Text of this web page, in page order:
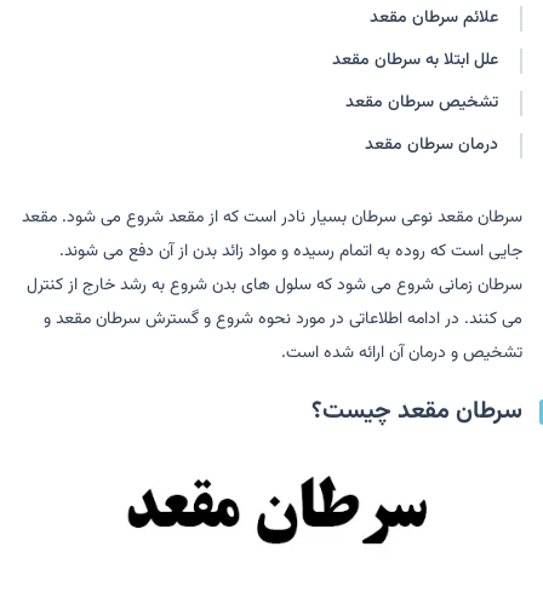
علائم سرطان مقعد
علل ابتلا به سرطان مقعد
تشخیص سرطان مقعد
درمان سرطان مقعد
سرطان مقعد نوعی سرطان بسیار نادر است که از مقعد شروع می شود. مقعد
جایی است که روده به اتمام رسیده و مواد زائد بدن از آن دفع می شوند.
سرطان زمانی شروع می شود که سلول های بدن شروع به رشد خارج از کنترل
می کنند. در ادامه اطلاعاتی در مورد نحوه شروع و گسترش سرطان مقعد و
تشخیص و درمان آن ارائه شده است.
سرطان مقعد چیست؟